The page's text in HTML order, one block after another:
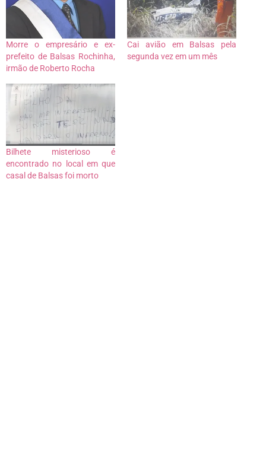
Morre o empresário e ex-
prefeito de Balsas Rochinha,
irmão de Roberto Rocha
Cai avião em Balsas pela
segunda vez em um mês
Bilhete misterioso é
encontrado no local em que
casal de Balsas foi morto